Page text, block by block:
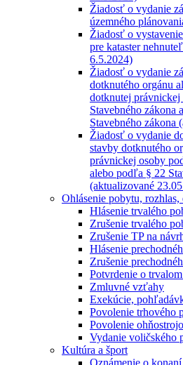
Žiadosť o vydanie
územného
Žiadosť o
pre kataster
6.5.2024)
Žiadosť o vydanie
dotknutého orgánu
dotknutej
Stavebného zákona
Stavebného zákona
Žiadosť o vydanie
stavby dotknutého
právnickej osoby
alebo podľa § 22
(aktualizované
Ohlásenie pobytu, rozhlas,
Hlásenie trvalého
Zrušenie trvalého
Zrušenie TP na
Hlásenie
Zrušenie
Potvrdenie o
Zmluvné vzťahy
Exekúcie,
Povolenie trhového
Povolenie
Vydanie voličského
Kultúra a šport
Oznámenie o